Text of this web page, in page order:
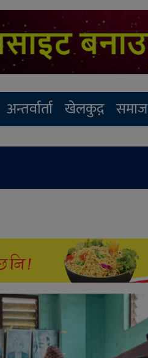
अन्तर्वार्ता खेलकुद़़ समाज